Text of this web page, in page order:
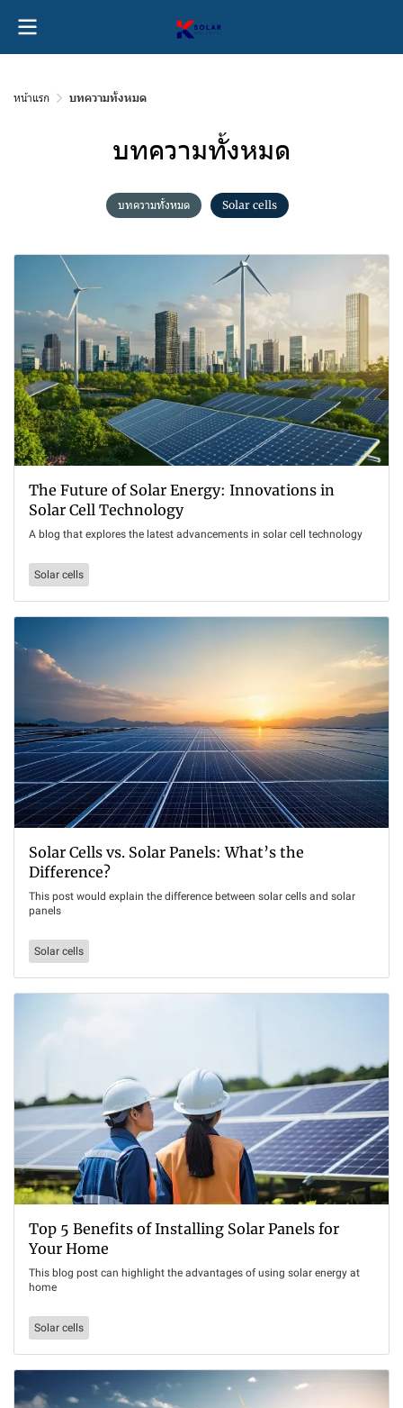
หน้าแรก บทความทั้งหมด
บทความทั้งหมด
บทความทั้งหมด Solar cells
The Future of Solar Energy: Innovations in
Solar Cell Technology
A blog that explores the latest advancements in solar cell technology
Solar cells
Solar Cells vs. Solar Panels: What’s the
Difference?
This post would explain the difference between solar cells and solar
panels
Solar cells
Top 5 Benefits of Installing Solar Panels for
Your Home
This blog post can highlight the advantages of using solar energy at
home
Solar cells